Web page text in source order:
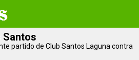
Santos
partido de Club Santos Laguna contra